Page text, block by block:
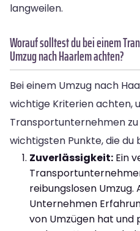
langweilen.
Worauf solltest du bei einem
Umzug nach Haarlem achten?
Bei einem Umzug nach
wichtige Kriterien achten,
Transportunternehmen zu
wichtigsten Punkte, die
Zuverlässigkeit: Ein
reibungslosen Umzug.
Unternehmen
von Umzügen hat und